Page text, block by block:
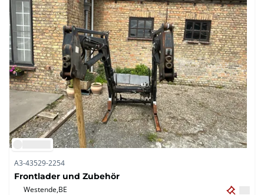
A3-43529-2254
Frontlader und Zubehör
Westende,BE